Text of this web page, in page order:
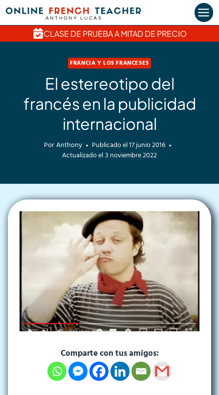
Saltar
contenido
CLASE DE PRUEBA A MITAD DE PRECIO
FRANCIA Y LOS FRANCESES
El estereotipo del
francés en la publicidad
internacional
PorAnthony Publicado el17 junio 2016
Actualizado el3 noviembre 2022
Comparte con tus amigos: